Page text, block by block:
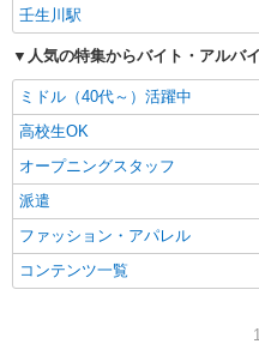
壬生川駅
人気の特集からバイト・アルバ
ミドル（40代～）活躍中
高校生OK
オープニングスタッフ
派遣
ファッション・アパレル
コンテンツ一覧